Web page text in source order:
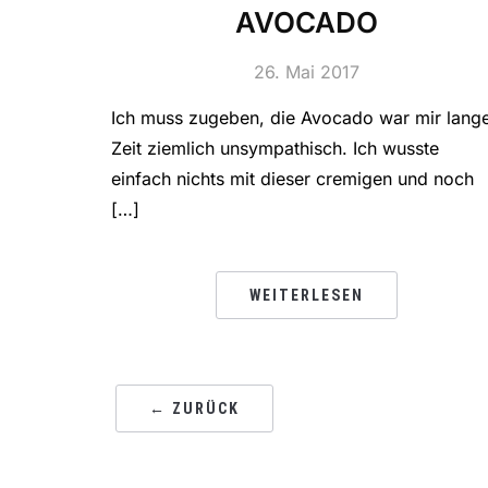
AVOCADO
26. Mai 2017
Ich muss zugeben, die Avocado war mir
Zeit ziemlich unsympathisch. Ich wusste
einfach nichts mit dieser cremigen und noch
[…]
WEITERLESEN
← ZURÜCK